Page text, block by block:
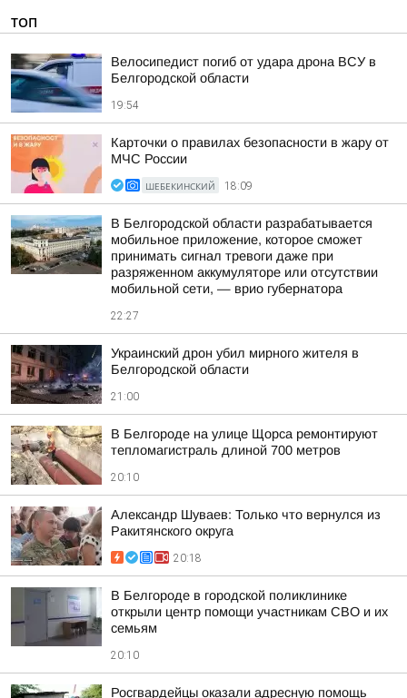
ТОП
Велосипедист погиб от удара дрона ВСУ в
Белгородской области
19:54
Карточки о правилах безопасности в жару от
МЧС России
ШЕБЕКИНСКИЙ 18:09
В Белгородской области разрабатывается
мобильное приложение, которое сможет
принимать сигнал тревоги даже при
разряженном аккумуляторе или отсутствии
мобильной сети, — врио губернатора
22:27
Украинский дрон убил мирного жителя в
Белгородской области
21:00
В Белгороде на улице Щорса ремонтируют
тепломагистраль длиной 700 метров
20:10
Александр Шуваев: Только что вернулся из
Ракитянского округа
20:18
В Белгороде в городской поликлинике
открыли центр помощи участникам СВО и их
семьям
20:10
Росгвардейцы оказали адресную помощь